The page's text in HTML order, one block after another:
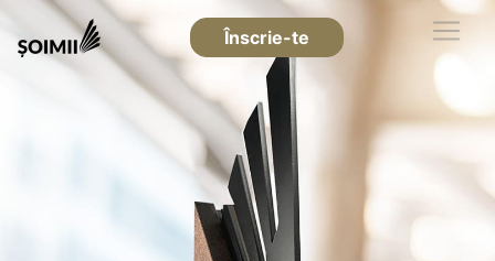
Înscrie-te